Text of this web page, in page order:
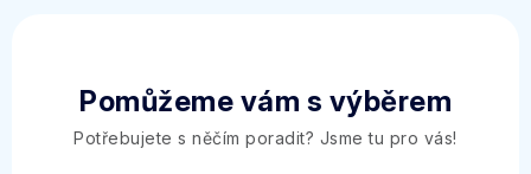
Pomůžeme vám s výběrem
Potřebujete s něčím poradit? Jsme tu pro vás!